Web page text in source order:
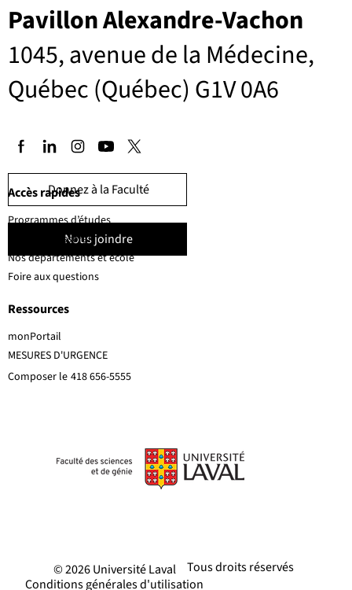
Pavillon Alexandre-Vachon
1045, avenue de la Médecine,
Québec (Québec) G1V 0A6
Donnez à la Faculté
Nous joindre
MESURES D'URGENCE
Composer le 418 656-5555
Accès rapides
Ressources
Programmes d’études
Corps professoral
Nos départements et école
Foire aux questions
monPortail
Tous droits réservés
© 2026 Université Laval
Conditions générales d'utilisation